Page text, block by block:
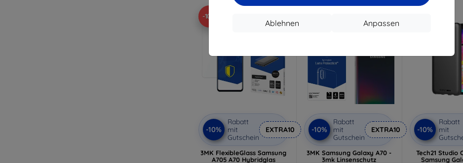
Anpassen
Ablehnen
-10%
-10%
Rabatt
mit
Gutschein
EXTRA10
3MK FlexibleGlass Samsung
A705 A70 Hybridglas
-10%
Rabatt
mit
Gutschein
EXTRA10
3MK Samsung Galaxy A70 -
3mk Linsenschutz
-10%
Rabatt
mit
Tech21 Studio
Samsung